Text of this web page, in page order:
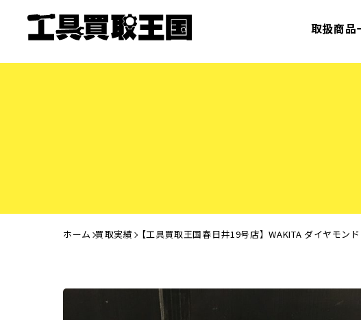
取扱商品
ホーム 買取実績 【工具買取王国春日井19号店】WAKITA ダイヤモン